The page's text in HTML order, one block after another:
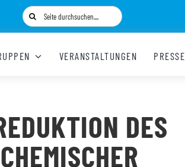
Suche
nach:
VERANSTALTUNGEN PRESSE
DES